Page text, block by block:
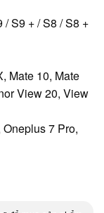
S9 + / S8 / S8 +
Mate 10, Mate
View 20, View
7 Pro,